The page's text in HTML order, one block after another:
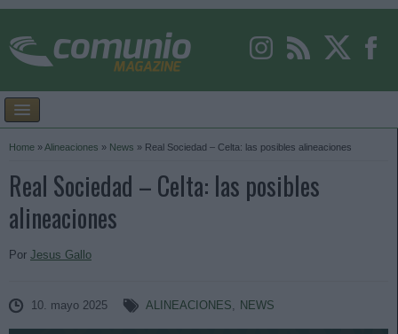
Home »Alineaciones » News » Real Sociedad – Celta: las posibles alineaciones
Real Sociedad – Celta: las posibles
alineaciones
Por Jesus Gallo
10. mayo 2025 ALINEACIONES, NEWS